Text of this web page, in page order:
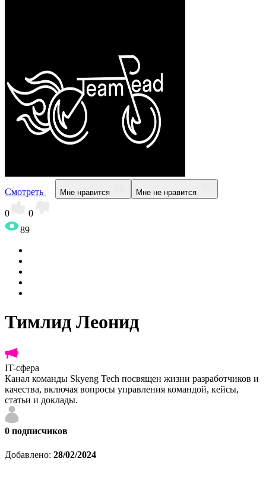
Смотреть Мне нравится Мне не нравится
0
0
89
Тимлид Леонид
IT-сфера
Канал команды Skyeng Tech посвящен жизни разработчиков и
качества, включая вопросы управления командой, кейсы,
статьи и доклады.
0 подписчиков
Добавлено: 28/02/2024